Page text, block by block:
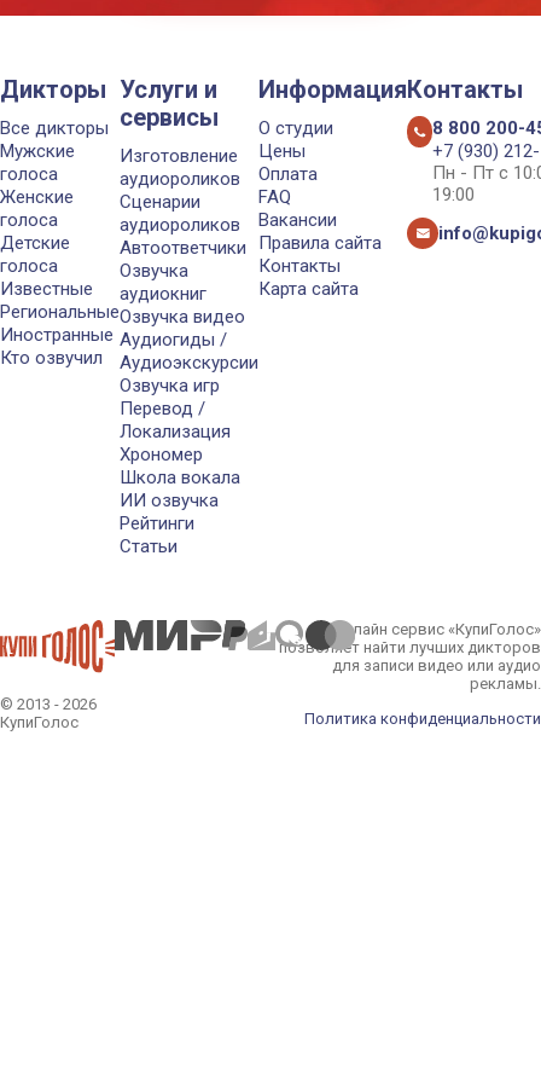
Дикторы
Все дикторы
Мужские
голоса
Женские
голоса
Детские
голоса
Известные
Региональные
Иностранные
Кто озвучил
Услуги и
сервисы
Изготовление
аудиороликов
Сценарии
аудиороликов
Автоответчики
Озвучка
аудиокниг
Озвучка видео
Аудиогиды /
Аудиоэкскурсии
Озвучка игр
Перевод /
Локализация
Хрономер
Школа вокала
ИИ озвучка
Рейтинги
Статьи
Информация
О студии
Цены
Оплата
FAQ
Вакансии
Правила сайта
Контакты
Карта сайта
Контакты
8 800 200-
+7 (930)
Пн - Пт с
19:00
© 2013 - 2026
КупиГолос
Онлайн сервис «КупиГолос»
позволяет найти лучших дикторов
для записи видео или аудио
рекламы.
Политика конфиденциальности